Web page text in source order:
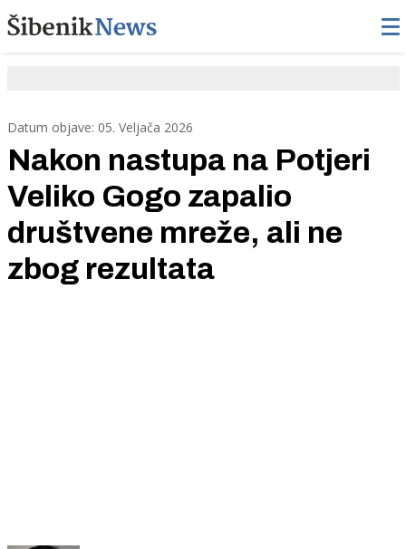
Datum objave: 05. Veljača 2026
Nakon nastupa na Potjeri
Veliko Gogo zapalio
društvene mreže, ali ne
zbog rezultata